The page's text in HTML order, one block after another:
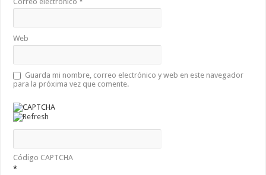
Web
Guarda mi nombre, correo electrónico y web en este navegador
para la próxima vez que comente.
Código CAPTCHA
*